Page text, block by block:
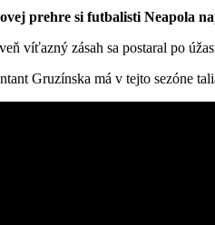
prehre si futbalisti Neapola
víťazný zásah sa postaral po
Gruzínska má v tejto sezóne